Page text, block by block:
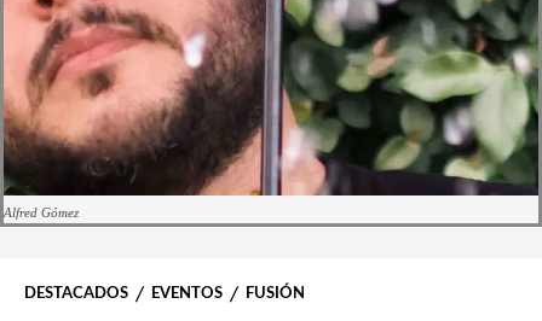
Alfred Gómez
DESTACADOS EVENTOS FUSIÓN